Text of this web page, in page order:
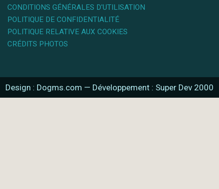
CONDITIONS GÉNÉRALES D'UTILISATION
POLITIQUE DE CONFIDENTIALITÉ
POLITIQUE RELATIVE AUX COOKIES
CRÉDITS PHOTOS
Design : Dogms.com — Développement : Super Dev 2000